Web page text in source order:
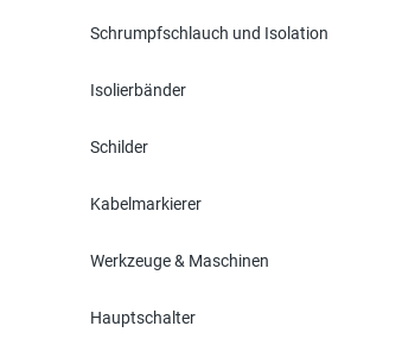
Schrumpfschlauch und Isolation
Isolierbänder
Schilder
Kabelmarkierer
Werkzeuge & Maschinen
Hauptschalter